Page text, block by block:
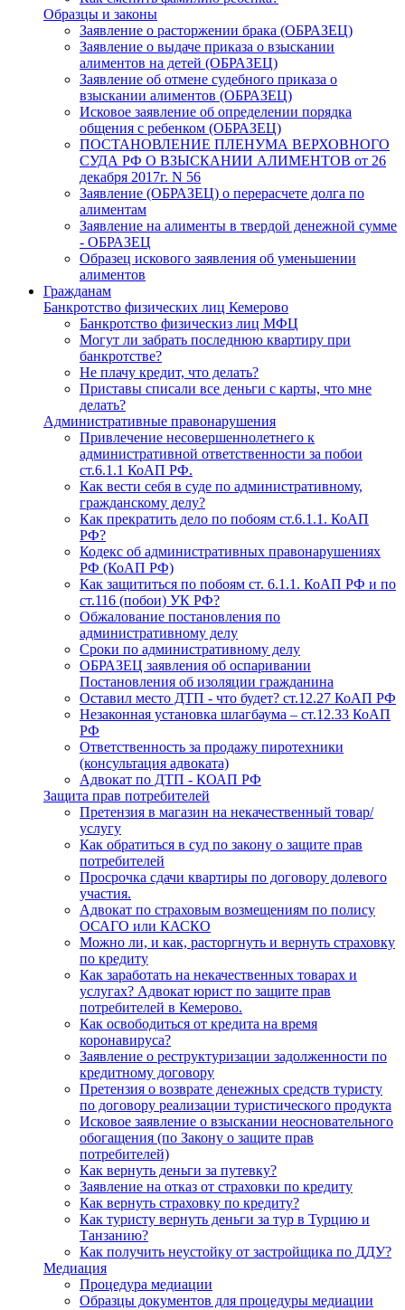
Образцы и законы
Заявление о расторжении брака (ОБРАЗЕЦ)
Заявление о выдаче приказа о взыскании
алиментов на детей (ОБРАЗЕЦ)
Заявление об отмене судебного приказа о
взыскании алиментов (ОБРАЗЕЦ)
Исковое заявление об определении порядка
общения с ребенком (ОБРАЗЕЦ)
ПОСТАНОВЛЕНИЕ ПЛЕНУМА ВЕРХОВНОГО
СУДА РФ О ВЗЫСКАНИИ АЛИМЕНТОВ от 26
декабря 2017г. N 56
Заявление (ОБРАЗЕЦ) о перерасчете долга по
алиментам
Заявление на алименты в твердой денежной сумме
- ОБРАЗЕЦ
Образец искового заявления об уменьшении
алиментов
Гражданам
Банкротство физических лиц Кемерово
Банкротство физическиз лиц МФЦ
Могут ли забрать последнюю квартиру при
банкротстве?
Не плачу кредит, что делать?
Приставы списали все деньги с карты, что мне
делать?
Административные правонарушения
Привлечение несовершеннолетнего к
административной ответственности за побои
ст.6.1.1 КоАП РФ.
Как вести себя в суде по административному,
гражданскому делу?
Как прекратить дело по побоям ст.6.1.1. КоАП
РФ?
Кодекс об административных правонарушениях
РФ (КоАП РФ)
Как защититься по побоям ст. 6.1.1. КоАП РФ и по
ст.116 (побои) УК РФ?
Обжалование постановления по
административному делу
Сроки по административному делу
ОБРАЗЕЦ заявления об оспаривании
Постановления об изоляции гражданина
Оставил место ДТП - что будет? ст.12.27 КоАП РФ
Незаконная установка шлагбаума – ст.12.33 КоАП
РФ
Ответственность за продажу пиротехники
(консультация адвоката)
Адвокат по ДТП - КОАП РФ
Защита прав потребителей
Претензия в магазин на некачественный товар/
услугу
Как обратиться в суд по закону о защите прав
потребителей
Просрочка сдачи квартиры по договору долевого
участия.
Адвокат по страховым возмещениям по полису
ОСАГО или КАСКО
Можно ли, и как, расторгнуть и вернуть страховку
по кредиту
Как заработать на некачественных товарах и
услугах? Адвокат юрист по защите прав
потребителей в Кемерово.
Как освободиться от кредита на время
коронавируса?
Заявление о реструктуризации задолженности по
кредитному договору
Претензия о возврате денежных средств туристу
по договору реализации туристического продукта
Исковое заявление о взыскании неосновательного
обогащения (по Закону о защите прав
потребителей)
Как вернуть деньги за путевку?
Заявление на отказ от страховки по кредиту
Как вернуть страховку по кредиту?
Как туристу вернуть деньги за тур в Турцию и
Танзанию?
Как получить неустойку от застройщика по ДДУ?
Медиация
Процедура медиации
Образцы документов для процедуры медиации